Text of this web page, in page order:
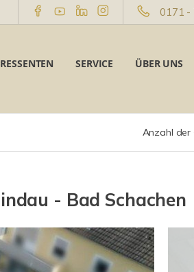
0171 -
SERVICE ÜBER UNS
Anzahl der
- Bad Schachen